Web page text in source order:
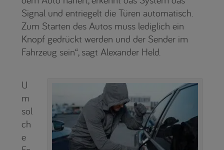
Signal und entriegelt die Türen automatisch.
Zum Starten des Autos muss lediglich ein
Knopf gedrückt werden und der Sender im
Fahrzeug sein“, sagt Alexander Held.
U
m
sol
ch
e